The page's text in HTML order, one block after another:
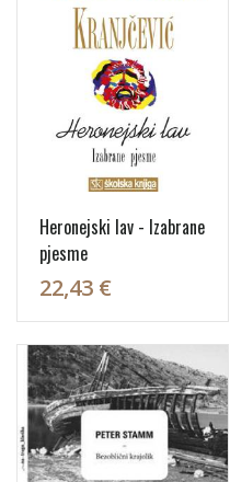
Heronejski lav - Izabrane
pjesme
22,43 €